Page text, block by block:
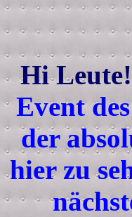
Hi
Event
der
hier zu